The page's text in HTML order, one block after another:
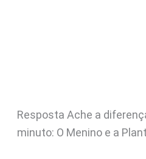
Resposta Ache a
minuto: O Menino e a